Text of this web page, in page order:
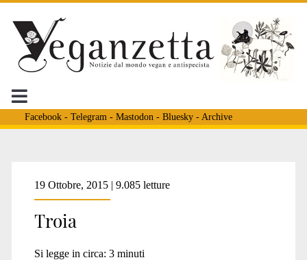
Facebook- Telegram - Mastodon - Bluesky- Archive
Tag:
<span>termini
19 Ottobre, 2015 | 9.085 letture
Troia
Si legge in circa: 3 minuti